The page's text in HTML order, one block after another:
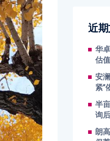
近
华
估
安
紧”
半
询
朗